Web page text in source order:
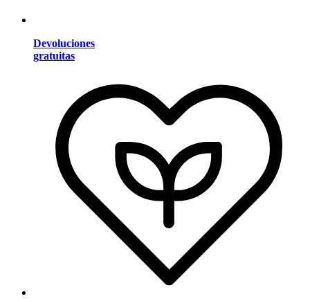
Devoluciones
gratuitas